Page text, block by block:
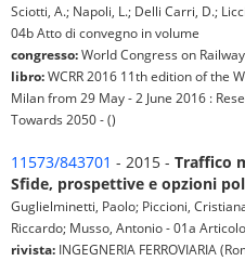
Sciotti, A.; Napoli, L.; Delli Carri, D.;
04b Atto di convegno in volume
congresso:World Congress on
libro:WCRR 2016 11th edition of the
Milan from 29 May - 2 June 2016 :
Towards 2050 - ()
11573/843701 - 2015 - Traffico
Sfide, prospettive e opzioni
Guglielminetti, Paolo; Piccioni,
Riccardo; Musso, Antonio - 01a
rivista: INGEGNERIA FERROVIARIA